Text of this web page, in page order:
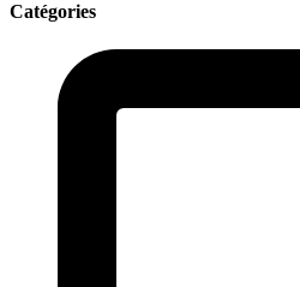
Catégories